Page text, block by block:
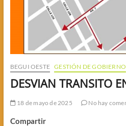
BEGUI OESTE GESTIÓN DE GOBIERNO
DESVIAN TRANSITO
18 de mayo de 2025 No hay
Compartir